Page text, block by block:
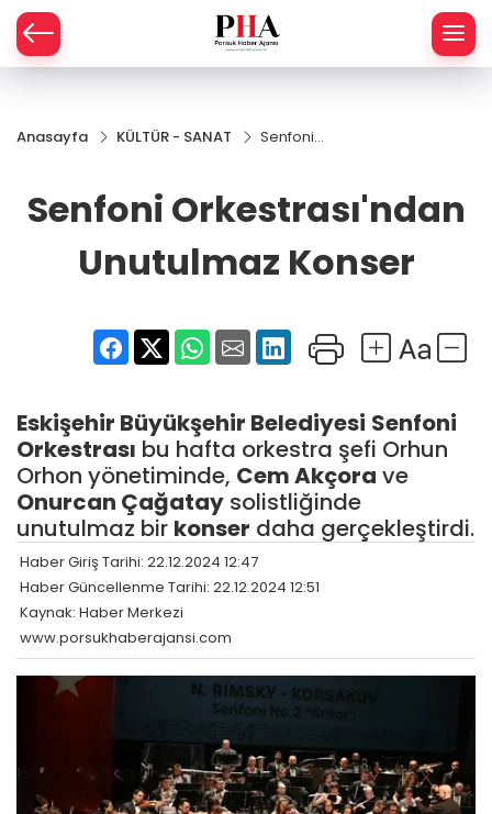
HABER
Anasayfa KÜLTÜR - SANAT
Senfoni
Konser
Senfoni Orkestrası'ndan
Unutulmaz Konser
Eskişehir Büyükşehir Belediyesi Senfoni
Orkestrası bu hafta orkestra şefi Orhun
Orhon yönetiminde, Cem Akçora ve
Onurcan Çağatay solistliğinde
unutulmaz bir konser daha gerçekleştirdi.
Haber Giriş Tarihi: 22.12.2024 12:47
Haber Güncellenme Tarihi: 22.12.2024 12:51
Kaynak: Haber Merkezi
www.porsukhaberajansi.com